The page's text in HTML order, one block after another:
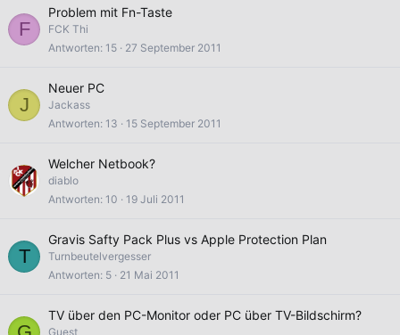
F
Problem mit Fn-Taste
FCK Thi
Antworten 15 27 September 2011
J
Neuer PC
Jackass
Antworten 13 15 September 2011
Welcher Netbook?
diablo
Antworten 10 19 Juli 2011
T
Gravis Safty Pack Plus vs Apple Protection Plan
Turnbeutelvergesser
Antworten 5 21 Mai 2011
TV über den PC-Monitor oder PC über TV-Bildschirm?
Guest